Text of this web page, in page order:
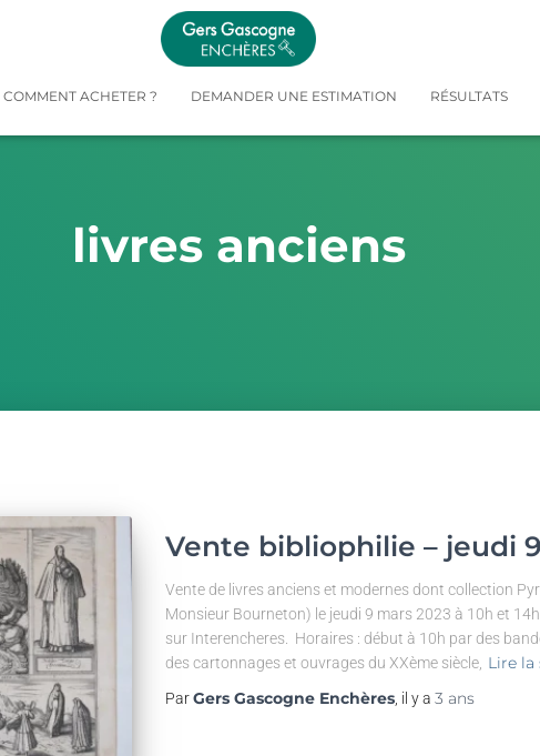
COMMENT ACHETER ? DEMANDER UNE ESTIMATION RÉSULTATS
livres anciens
Vente bibliophilie – jeudi
Vente de livres anciens et modernes dont collection
Monsieur Bourneton) le jeudi 9 mars 2023 à 10h et
sur Interencheres. Horaires : début à 10h par des
des cartonnages et ouvrages du XXème siècle, Lire la
ParGers Gascogne Enchères, il y a 3 ans